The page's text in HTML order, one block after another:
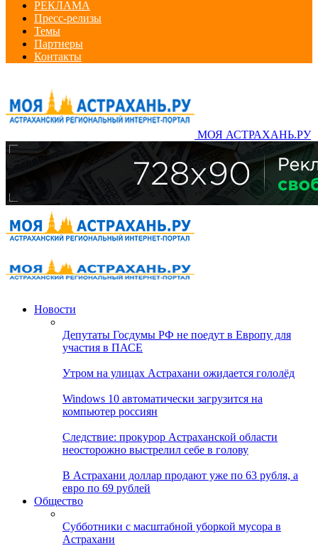
РЕКЛАМА
Пресс-релизы
Темы
Партнеры
Контакты
МОЯ АСТРАХАНЬ.РУ
Новости
Депутаты Госдумы РФ не поедут в Европу для
участия в ПАСЕ
Утром на улицах Астрахани ожидается гололёд
Windows 10 автоматически загрузится на
компьютер россиян
Следствие: прокурор Астраханской области
неосторожно выстрелил себе в голову
В Астрахани доллар продают уже по 63 рубля, а
евро по 69 рублей
Общество
Субботники с масштабной уборкой мусора в
Астрахани